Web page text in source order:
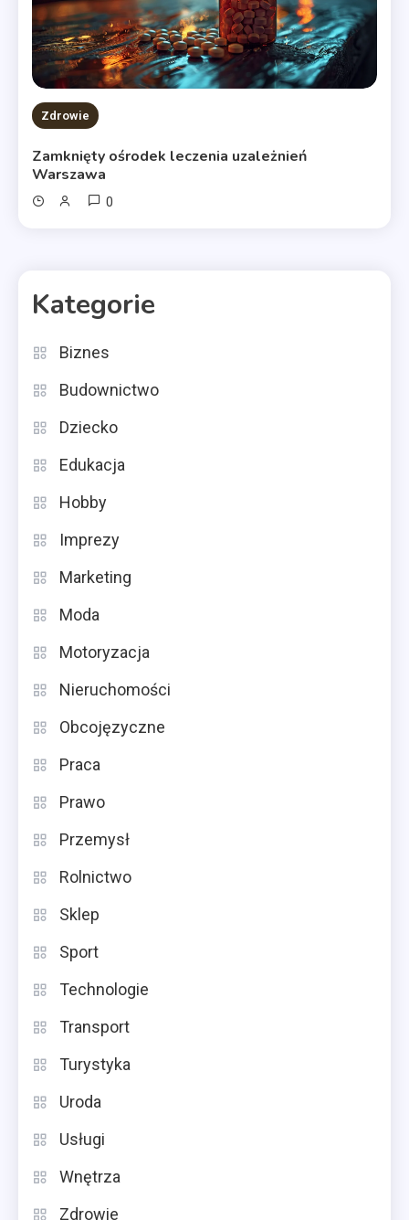
Zdrowie
Zamknięty ośrodek leczenia uzależnień
Warszawa
0
Kategorie
Biznes
Budownictwo
Dziecko
Edukacja
Hobby
Imprezy
Marketing
Moda
Motoryzacja
Nieruchomości
Obcojęzyczne
Praca
Prawo
Przemysł
Rolnictwo
Sklep
Sport
Technologie
Transport
Turystyka
Uroda
Usługi
Wnętrza
Zdrowie